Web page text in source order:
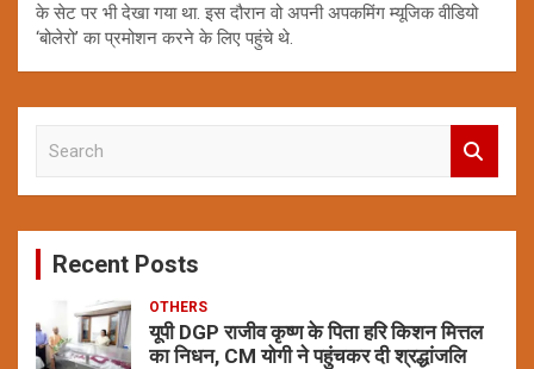
के सेट पर भी देखा गया था. इस दौरान वो अपनी अपकमिंग म्यूजिक वीडियो
‘बोलेरो’ का प्रमोशन करने के लिए पहुंचे थे.
c
Recent Posts
OTHERS
यूपी DGP राजीव कृष्ण के पिता हरि किशन मित्तल
का निधन, CM योगी ने पहुंचकर दी श्रद्धांजलि